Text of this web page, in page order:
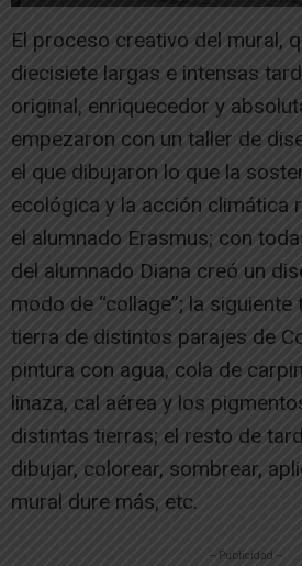
El proceso creativo del mural,
diecisiete largas e intensas
original, enriquecedor y
empezaron con un taller de
el que dibujaron lo que la
ecológica y la acción climática
el alumnado Erasmus; con
del alumnado Diana creó un
modo de “collage”; la
tierra de distintos parajes de
pintura con agua, cola de
linaza, cal aérea y los
distintas tierras; el resto de
dibujar, colorear, sombrear,
mural dure más, etc.
-- Publicidad --